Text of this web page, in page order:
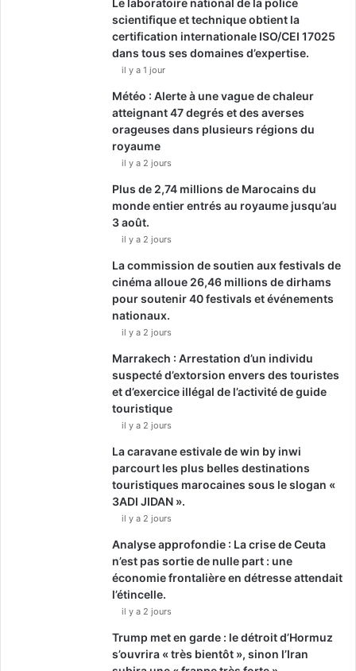
scientifique et technique obtient la
certification internationale ISO/CEI 17025
dans tous ses domaines d’expertise.
il y a 1 jour
Météo : Alerte à une vague de chaleur
atteignant 47 degrés et des averses
orageuses dans plusieurs régions du
royaume
il y a 2 jours
Plus de 2,74 millions de Marocains du
monde entier entrés au royaume jusqu’au
3 août.
il y a 2 jours
La commission de soutien aux festivals de
cinéma alloue 26,46 millions de dirhams
pour soutenir 40 festivals et événements
nationaux.
il y a 2 jours
Marrakech : Arrestation d’un individu
suspecté d’extorsion envers des touristes
et d’exercice illégal de l’activité de guide
touristique
il y a 2 jours
La caravane estivale de win by inwi
parcourt les plus belles destinations
touristiques marocaines sous le slogan «
3ADI JIDAN ».
il y a 2 jours
Analyse approfondie : La crise de Ceuta
n’est pas sortie de nulle part : une
économie frontalière en détresse attendait
l’étincelle.
il y a 2 jours
Trump met en garde : le détroit d’Hormuz
s’ouvrira « très bientôt », sinon l’Iran